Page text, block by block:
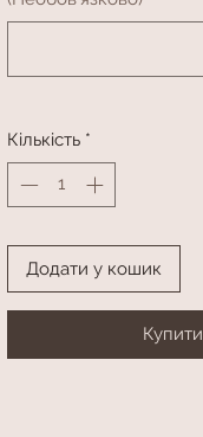
Кількість *
Додати у кошик
Купити